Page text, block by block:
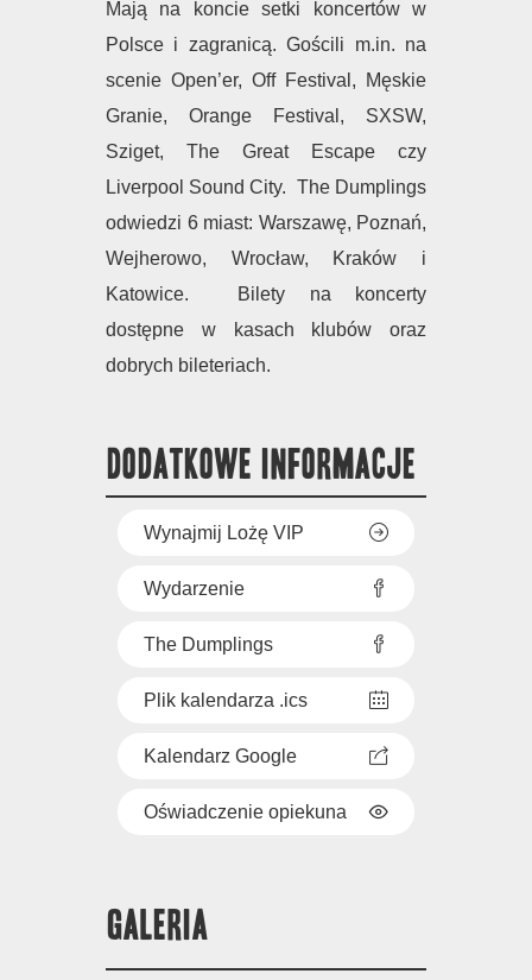
Mają na koncie setki koncertów w
Polsce i zagranicą. Gościli m.in. na
scenie Open’er, Off Festival, Męskie
Granie, Orange Festival, SXSW,
Sziget, The Great Escape czy
Liverpool Sound City. The Dumplings
odwiedzi 6 miast: Warszawę, Poznań,
Wejherowo, Wrocław, Kraków i
Katowice. Bilety na koncerty
dostępne w kasach klubów oraz
dobrych bileteriach.
DODATKOWE INFORMACJE
Wynajmij Lożę VIP
Wydarzenie
The Dumplings
Plik kalendarza .ics
Kalendarz Google
Oświadczenie opiekuna
GALERIA